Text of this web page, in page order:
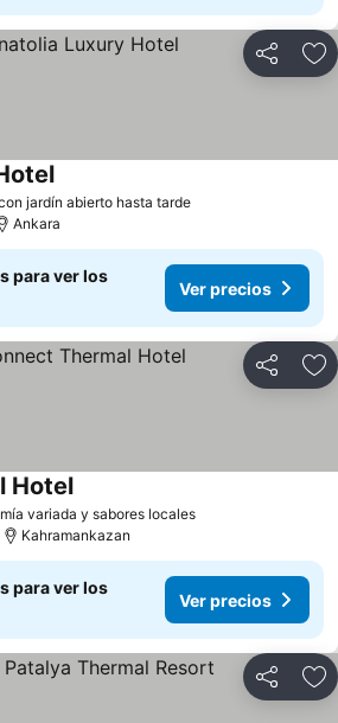
Compartir
jardín abierto hasta tardeVer precios
Ver precios
Ankara
para ver los
Ver precios
Compartir
variada y sabores localesVer precios
HotelVer precios
Kahramankazan
para ver los
Ver precios
Compartir